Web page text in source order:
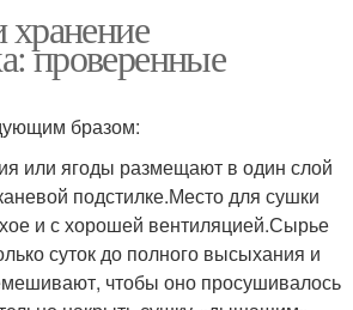
хранение
проверенные
бразом:
или ягоды размещают в один слой
подстилке.Место для сушки
и с хорошей вентиляцией.Сырье
суток до полного высыхания и
чтобы оно просушивалось